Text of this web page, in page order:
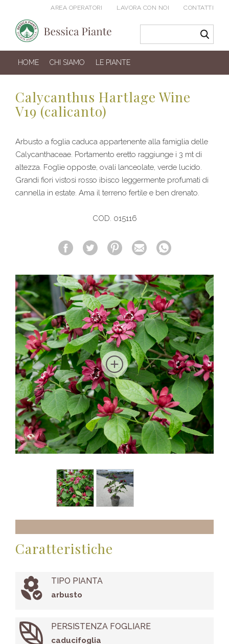
AREA OPERATORI LAVORA CON NOI CONTATTI
HOME CHI SIAMO LE PIANTE
Calycanthus Hartlage Wine
V19 (calicanto)
Arbusto a foglia caduca appartenente alla famiglia delle
Calycanthaceae. Portamento eretto raggiunge i 3 mt di
altezza. Foglie opposte, ovali lanceolate, verde lucido.
Grandi fiori vistosi rosso ibisco leggermente profumati di
cannella in estate. Ama il terreno fertile e ben drenato.
COD. 015116
Caratteristiche
TIPO PIANTA
arbusto
PERSISTENZA FOGLIARE
caducifoglia